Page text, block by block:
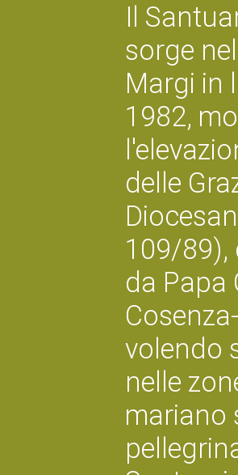
Il
sorge
Margi in
1982,
delle
109/89),
da Papa
volendo
nelle
mariano